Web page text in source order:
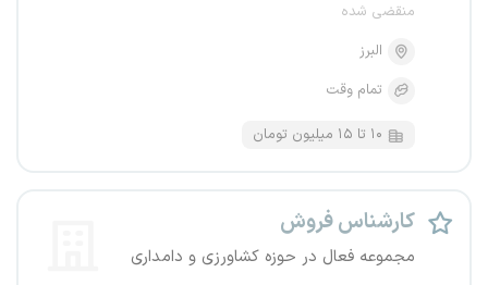
منقضی شده
البرز
تمام وقت
۱۰ تا ۱۵ میلیون تومان
کارشناس فروش
مجموعه فعال در حوزه کشاورزی و دامداری